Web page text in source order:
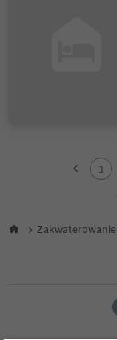
6
1
Zakwaterowanie